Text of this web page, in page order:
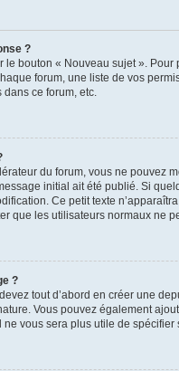
?
bouton « Nouveau sujet ».
forum, une liste de vos
ce forum, etc.
du forum, vous ne pouvez
initial ait été publié. Si
Ce petit texte
que les utilisateurs normaux ne
?
tout d’abord en créer une
Vous pouvez également
vous sera plus utile de